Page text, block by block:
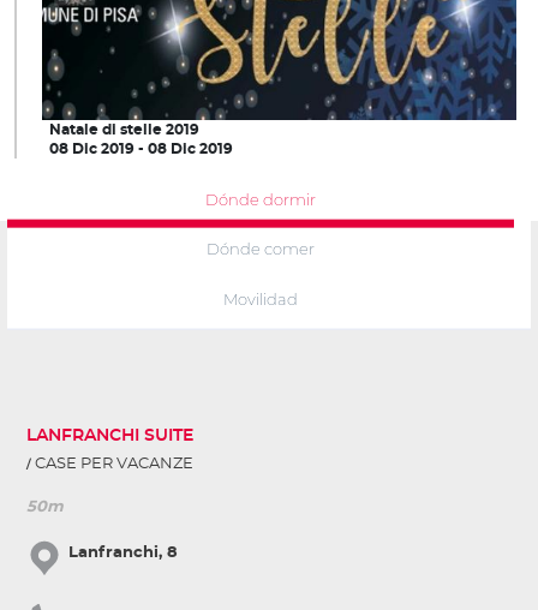
Natale di stelle 2019
08 Dic 2019 - 08 Dic 2019
Dónde dormir
Dónde comer
Movilidad
LANFRANCHI SUITE
CASE PER VACANZE
50m
Lanfranchi, 8